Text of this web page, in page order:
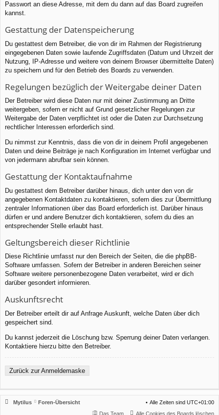
Passwort an diese Adresse, mit dem du dann auf das Board zugreifen
kannst.
Gestattung der Datenspeicherung
Du gestattest dem Betreiber, die von dir im Rahmen der Registrierung
eingegebenen Daten sowie laufende Zugriffsdaten (Datum und Uhrzeit der
Nutzung, IP-Adresse und weitere von deinem Browser übermittelte Daten)
zu speichern und für den Betrieb des Boards zu verwenden.
Regelungen bezüglich der Weitergabe deiner Daten
Der Betreiber wird diese Daten nur mit deiner Zustimmung an Dritte
weitergeben, sofern er nicht auf Grund gesetzlicher Regelungen zur
Weitergabe der Daten verpflichtet ist oder die Daten zur Durchsetzung
rechtlicher Interessen erforderlich sind.
Du nimmst zur Kenntnis, dass die von dir in deinem Profil angegebenen
Daten und deine Beiträge je nach Konfiguration im Internet verfügbar und
von jedermann abrufbar sein können.
Gestattung der Kontaktaufnahme
Du gestattest dem Betreiber darüber hinaus, dich unter den von dir
angegebenen Kontaktdaten zu kontaktieren, sofern dies zur Übermittlung
zentraler Informationen über das Board erforderlich ist. Darüber hinaus
dürfen er und andere Benutzer dich kontaktieren, sofern du dies an
entsprechender Stelle erlaubt hast.
Geltungsbereich dieser Richtlinie
Diese Richtlinie umfasst nur den Bereich der Seiten, die die phpBB-
Software umfassen. Sofern der Betreiber in anderen Bereichen seiner
Software weitere personenbezogene Daten verarbeitet, wird er dich
darüber gesondert informieren.
Auskunftsrecht
Der Betreiber erteilt dir auf Anfrage Auskunft, welche Daten über dich
gespeichert sind.
Du kannst jederzeit die Löschung bzw. Sperrung deiner Daten verlangen.
Kontaktiere hierzu bitte den Betreiber.
Zurück zur Anmeldemaske
Mytilus Foren-Übersicht Alle Zeiten sind UTC+01:00
Alle Cookies des Boards löschen
Das Team